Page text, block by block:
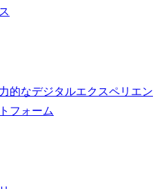
的なデジタルエクスペリエン
フォーム